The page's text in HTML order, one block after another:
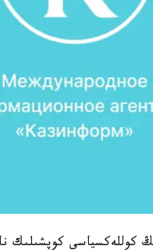
كوللەكسياسى كوپشىلىك